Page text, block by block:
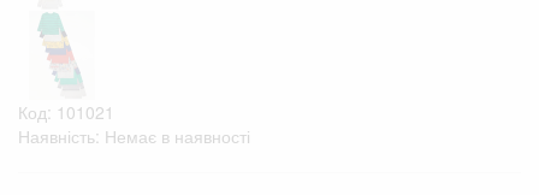
Код: 101021
Наявність: Немає в наявності